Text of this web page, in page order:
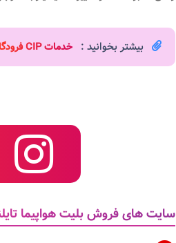
بیشتر بخوانید : خدمات CIP فرودگاه​
سایت های فروش بلیت هواپیما